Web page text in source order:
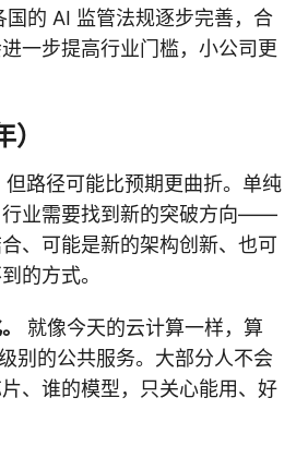
国的 AI 监管法规逐步完善，合
一步提高行业门槛，小公司更
但路径可能比预期更曲折。单纯
行业需要找到新的突破方向——
、可能是新的架构创新、也可
的方式。
就像今天的云计算一样，算
别的公共服务。大部分人不会
、谁的模型，只关心能用、好